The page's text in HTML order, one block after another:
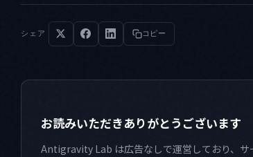
シェア コピー
お読みいただきありがとうございます
Antigravity Lab は広告なしで運営しており、